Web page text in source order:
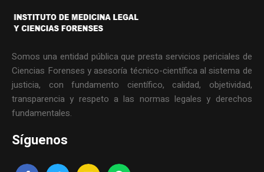
Somos una entidad pública que presta servicios periciales de
Ciencias Forenses y asesoría técnico-científica al sistema de
justicia, con fundamento científico, calidad, objetividad,
transparencia y respeto a las normas legales y derechos
fundamentales.
Síguenos